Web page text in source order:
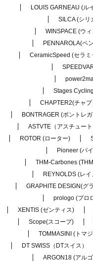
LOUIS GARNEAU (ル
SILCA (シリ
WINSPACE (ウ
PENNAROLA(ペ
CeramicSpeed (セラミ
Stages
CHAPTER2(チャ
BONTRAGER (ボントレ
ASTVTE（アスチュート
ROTOR (ローター)
Pioneer (パ
THM-Carbones
REYNOLDS (レイ
GRAPHITE DESIGN(グ
prologo (プロ
XENTIS (ゼンティス)
Scope(スコープ)
TOMMASINI (トマ
DT SWISS（DTスイス）
ARGON18 (アル